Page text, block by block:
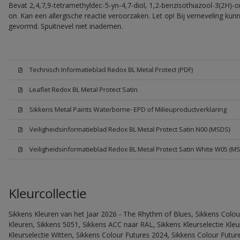
Bevat 2,4,7,9-tetramethyldec-5-yn-4,7-diol, 1,2-benzisothiazool-3(2H)-
on. Kan een allergische reactie veroorzaken. Let op! Bij verneveling
gevormd. Spuitnevel niet inademen.
Technisch Informatieblad Redox BL Metal Protect (PDF)
Leaflet Redox BL Metal Protect Satin
Sikkens Metal Paints Waterborne- EPD of Milieuproductverklaring
Veiligheidsinformatieblad Redox BL Metal Protect Satin N00 (MSDS)
Veiligheidsinformatieblad Redox BL Metal Protect Satin White W05
Kleurcollectie
Sikkens Kleuren van het Jaar 2026 - The Rhythm of Blues, Sikkens
Kleuren, Sikkens 5051, Sikkens ACC naar RAL, Sikkens Kleurselectie
Kleurselectie Witten, Sikkens Colour Futures 2024, Sikkens Colour